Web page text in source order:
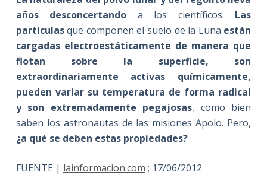
años desconcertando a los científicos. Las
partículasque componen el suelo de la Luna están
cargadas electroestáticamente de manera que
flotan sobre la superficie, son
extraordinariamente activas químicamente,
pueden variar su temperatura de forma radical
y son extremadamente pegajosas, como bien
saben los astronautas de las misiones Apolo. Pero,
¿a qué se deben estas propiedades?
FUENTE | lainformacion.com ; 17/06/2012